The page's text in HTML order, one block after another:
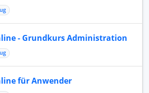
- Grundkurs Administration
für Anwender